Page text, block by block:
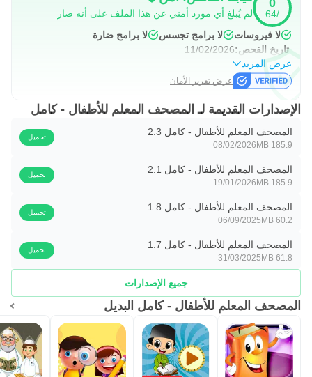
لوحة تحكم محمية ببوابة أبوية (Parental Gate) لضمان الأمان.
متابعة دقيقة لتقدم الطفل (عدد السور المحفوظة، الوقت
المستغرق).
إدارة الذاكرة والتحكم في المحتوى المحمل.
إمكانية إضافة حتى 3 حسابات لأطفالك في جهاز واحد!
محتوى آمن 100% ومناسب لجميع الأعمار.
إعلانات صديقة للعائلة لا تظهر أثناء التلاوة لضمان التركيز
🌌 الميزات التقنية:
يعمل بكفاءة عالية على الهواتف والأجهزة اللوحية.
تصميم متجاوب وألوان جذابة بصرياً.
0
/64
لم يُبلغ أي مورد أمني عن هذا الملف على أنه ضار
لا فيروسات
لا برامج تجسس
لا برامج ضارة
تاريخ الفحص:11/02/2026
عرض المزيد
عرض تقرير الأمان
الإصدارات القديمة لـ المصحف المعلم للأطفال - كامل
المصحف المعلم للأطفال - كامل 2.3
185.9 MB
08/02/2026
تحميل
المصحف المعلم للأطفال - كامل 2.1
185.9 MB
19/01/2026
تحميل
المصحف المعلم للأطفال - كامل 1.8
60.2 MB
06/09/2025
تحميل
المصحف المعلم للأطفال - كامل 1.7
61.8 MB
31/03/2025
تحميل
جميع الإصدارات
المصحف المعلم للأطفال - كامل البديل